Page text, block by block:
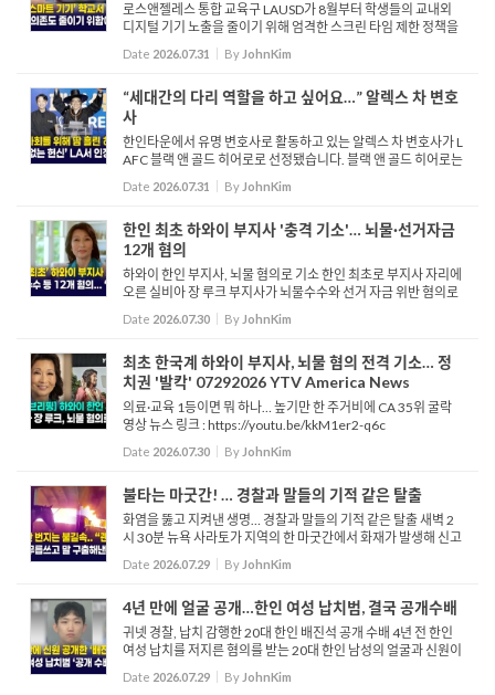
로스앤젤레스 통합 교육구 LAUSD가 8월부터 학생들의 교내외
디지털 기기 노출을 줄이기 위해 엄격한 스크린 타임 제한 정책을
시행합니다. 정책에 따라 유치원부터 1학년 학생들의 교내 기기
사용은 전면 금지되며, 학년이 올라갈수록 점진적으로 허용 시간
Date 2026.07.31 By JohnKim
“세대간의 다리 역할을 하고 싶어요…” 알렉스 차 변호
사
한인타운에서 유명 변호사로 활동하고 있는 알렉스 차 변호사가 L
AFC 블랙 앤 골드 히어로로 선정됐습니다. 블랙 앤 골드 히어로는
군 복무와 지역사회 리더십을 통해 공헌을 한 인물을 기리기 위해
서 만든 프로그램입니다. 인터뷰 한인 커뮤니티 내에서 수많...
Date 2026.07.31 By JohnKim
한인 최초 하와이 부지사 '충격 기소'… 뇌물·선거자금
12개 혐의
하와이 한인 부지사, 뇌물 혐의로 기소 한인 최초로 부지사 자리에
오른 실비아 장 루크 부지사가 뇌물수수와 선거 자금 위반 혐의로
기소됐습니다. 하와이주 검찰은 지난 24일 루크 부지사를 뇌물수
수 공모, 뇌물수수, 후보자 선거위원회 ...
Date 2026.07.30 By JohnKim
최초 한국계 하와이 부지사, 뇌물 혐의 전격 기소… 정
치권 '발칵' 07292026 YTV America News
의료·교육 1등이면 뭐 하나… 높기만 한 주거비에 CA 35위 굴락
영상 뉴스 링크 : https://youtu.be/kkM1er2-q6c
Date 2026.07.30 By JohnKim
불타는 마굿간! … 경찰과 말들의 기적 같은 탈출
화염을 뚫고 지켜낸 생명… 경찰과 말들의 기적 같은 탈출 새벽 2
시 30분 뉴욕 사라토가 지역의 한 마굿간에서 화재가 발생해 신고
를 받은 경찰이 현장에 도착합니다. 여기가 꽉 찼어요. 알겠죠? 밖
으로 꺼내야 해...
Date 2026.07.29 By JohnKim
4년 만에 얼굴 공개…한인 여성 납치범, 결국 공개수배
귀넷 경찰, 납치 감행한 20대 한인 배진석 공개 수배 4년 전 한인
여성 납치를 저지른 혐의를 받는 20대 한인 남성의 얼굴과 신원이
경찰에 공개됐습니다. 조지아주 귀넷 카운티 경찰은 지난 2022년
로렌스빌에서 벌어진 20대 한인 여성 납치 사건의 피의자인 ...
Date 2026.07.29 By JohnKim